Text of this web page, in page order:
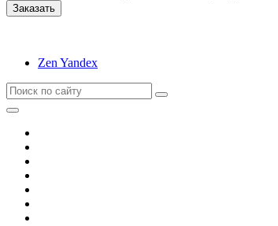
Zen Yandex